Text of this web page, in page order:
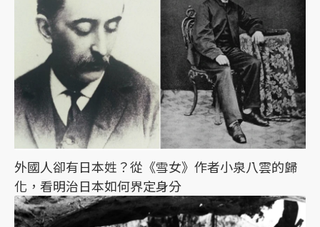
外國人卻有日本姓？從《雪女》作者小泉八雲的歸
化，看明治日本如何界定身分